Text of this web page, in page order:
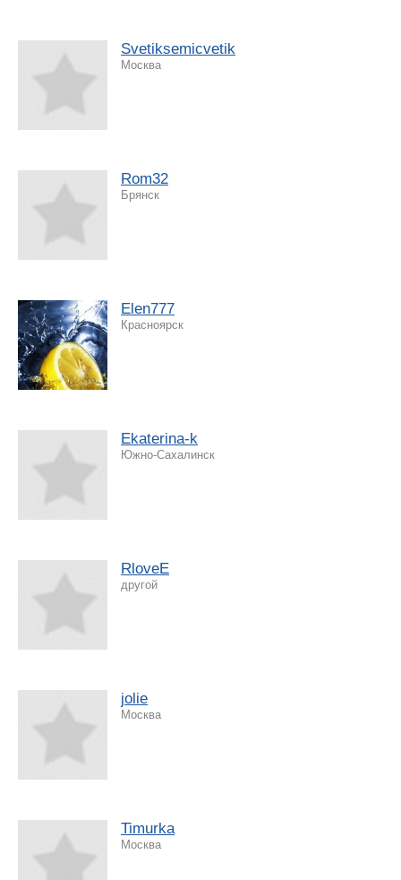
Svetiksemicvetik
Москва
Rom32
Брянск
Elen777
Красноярск
Ekaterina-k
Южно-Сахалинск
RloveE
другой
jolie
Москва
Timurka
Москва